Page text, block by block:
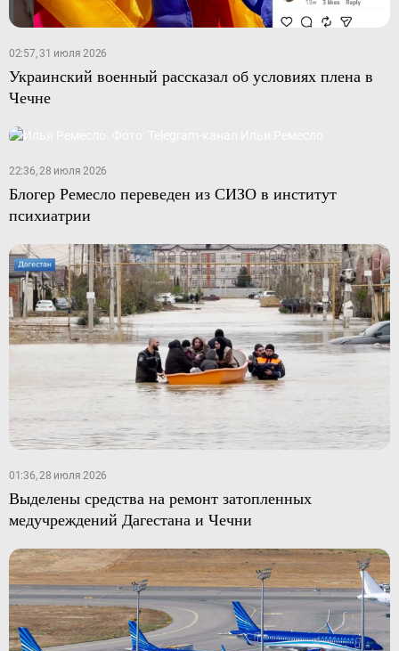
02:57, 31 июля 2026
Украинский военный рассказал об условиях плена в
Чечне
22:36, 28 июля 2026
Блогер Ремесло переведен из СИЗО в институт
психиатрии
01:36, 28 июля 2026
Выделены средства на ремонт затопленных
медучреждений Дагестана и Чечни